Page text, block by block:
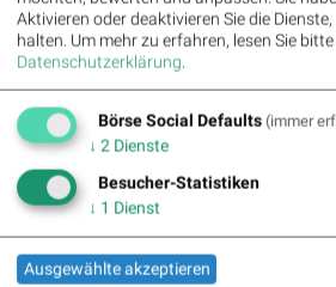
Rheinmetall : -0.85%» Details
Siemens : -5.11% » Details
Siemens Energy : -1.19%
Details
Scout24 : -6.12%
Börse
Books
Aktivieren oder deaktivieren Sie die
halten. Um mehr zu erfahren, lesen Sie
Datenschutzerklärung.
Börse Social Defaults (immer
↓ 2 Dienste
Besucher-Statistiken
↓ 1 Dienst
Ausgewählte akzeptieren